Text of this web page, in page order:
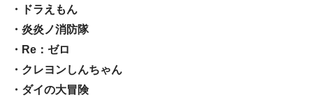
・ドラえもん
・炎炎ノ消防隊
・Re：ゼロ
・クレヨンしんちゃん
・ダイの大冒険